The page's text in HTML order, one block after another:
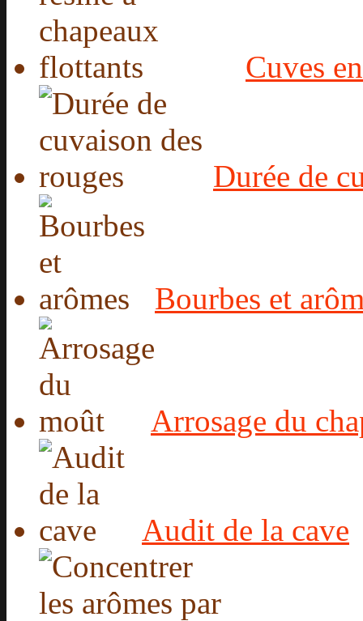
Cuves
Durée de
Bourbes et
Arrosage du
Audit de la cave